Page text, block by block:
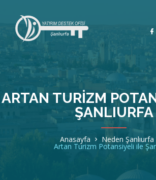
Hakkımızda
Şanlıurfa
Sektörler
ARTAN TURIZM
ŞANLIURFA
Anasayfa Neden Şanlıurfa
Artan Turizm Potansiyeli ile